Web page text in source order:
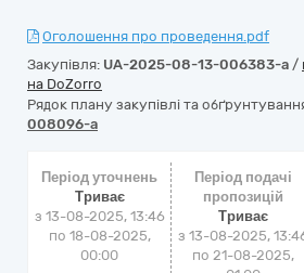
Оголошення про проведення.pdf
Закупівля: UA-2025-08-13-006383-a /
на DoZorro
Рядок плану закупівлі та
008096-a
Період уточнень
Триває
з 13-08-2025, 13:46
по 18-08-2025,
00:00
Період подачі
пропозицій
Триває
з 13-08-2025,
по 21-08-2025,